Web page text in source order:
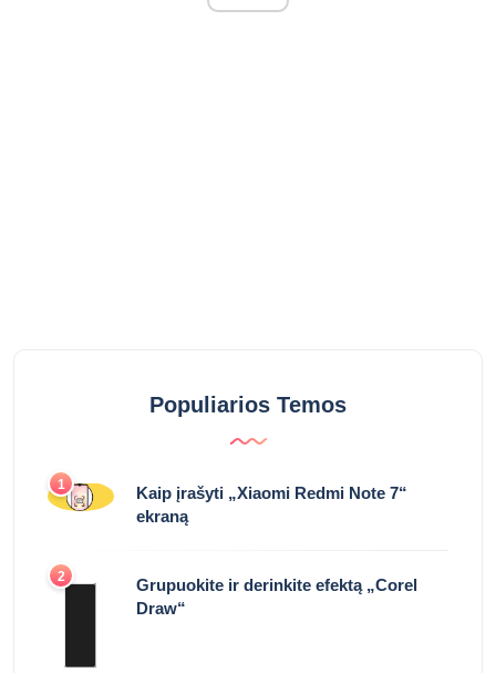
Populiarios Temos
1
Kaip įrašyti „Xiaomi Redmi Note 7“
ekraną
2
Grupuokite ir derinkite efektą „Corel
Draw“